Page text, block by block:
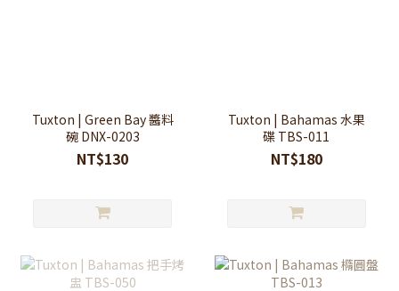
Tuxton | Green Bay 醬料
碗 DNX-0203
NT$130
Tuxton | Bahamas 水果
碟 TBS-011
NT$180